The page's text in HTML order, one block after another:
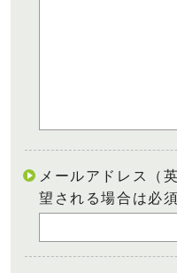
メールアドレス（
望される場合は必須